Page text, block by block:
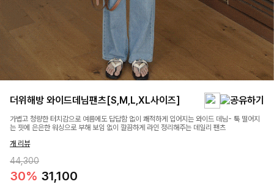
더위해방 와이드데님팬츠[S,M,L,XL사이즈]
가볍고 청량한 터치감으로 여름에도 답답함 없이 쾌적하게 입어지는 와이드 데님- 툭 떨어지
는 핏에 은은한 워싱으로 부해 보임 없이 깔끔하게 라인 정리해주는 데일리 팬츠
개 리뷰
44,300
30% 31,100